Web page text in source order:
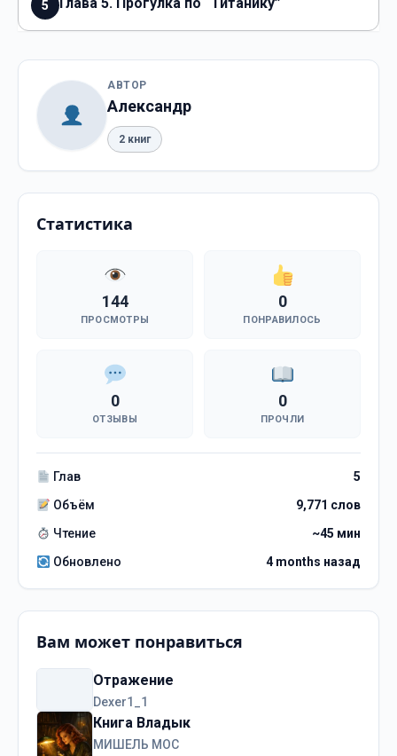
5 Глава 5. Прогулка по “Титанику”
АВТОР
Александр
2 книг
Статистика
144
ПРОСМОТРЫ
0
ПОНРАВИЛОСЬ
0
ОТЗЫВЫ
0
ПРОЧЛИ
Глав
5
Объём
9,771 слов
Чтение
~45 мин
Обновлено
4 months назад
Вам может понравиться
Отражение
Dexer1_1
Книга Владык
МИШЕЛЬ МОС